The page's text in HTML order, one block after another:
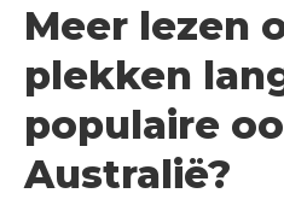
Meer lezen
plekken
populaire
Australië?